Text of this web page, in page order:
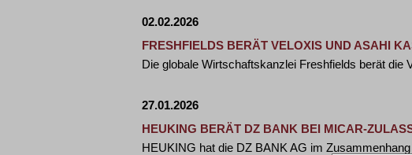
02.02.2026
FRESHFIELDS BERÄT VELOXIS UND ASAHI
Die globale Wirtschaftskanzlei Freshfields berät
27.01.2026
HEUKING BERÄT DZ BANK BEI MICAR-
HEUKING hat die DZ BANK AG im